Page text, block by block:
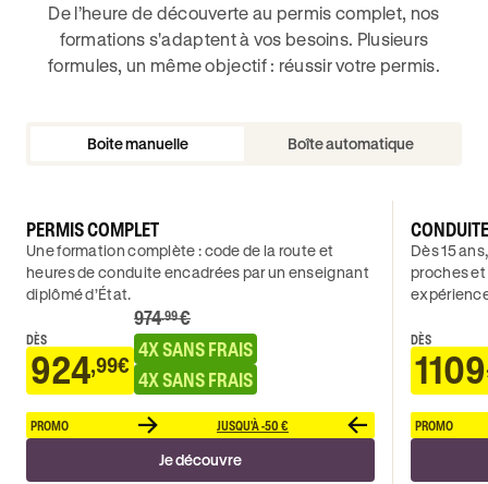
De l’heure de découverte au permis complet, nos
formations s'adaptent à vos besoins. Plusieurs
formules, un même objectif : réussir votre permis.
Boite manuelle Boîte automatique
PERMIS COMPLET
Une formation complète : code de la route et
heures de conduite encadrées par un enseignant
diplômé d’État.
DÈS
924,99€
974 .99€
4X SANS FRAIS
4X SANS FRAIS
PROMO JUSQU'À -50 €
Je découvre
Dès 15
proches
DÈS
1109
PROMO